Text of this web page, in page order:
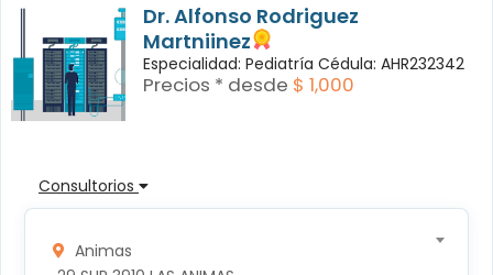
Dr. Alfonso Rodriguez
Martniinez
Especialidad: Pediatría Cédula: AHR232342
Precios * desde $ 1,000
Consultorios
Animas